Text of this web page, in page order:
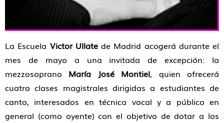
La Escuela Victor Ullatede Madrid acogerá durante el
mes de mayo a una invitada de excepción: la
mezzosoprano María José Montiel, quien ofrecerá
cuatro clases magistrales dirigidas a estudiantes de
canto, interesados en técnica vocal y a público en
general (como oyente) con el objetivo de dotar a los